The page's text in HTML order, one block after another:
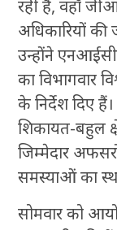
रही हैं, वहाँ
अधिकारियों
उन्होंने
का विभागवार
के निर्देश दिए
शिकायत-बहुल
जिम्मेदार
समस्याओं का
सोमवार को